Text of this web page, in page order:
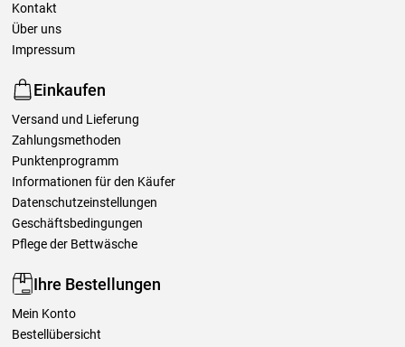
Kontakt
Über uns
Impressum
Einkaufen
Versand und Lieferung
Zahlungsmethoden
Punktenprogramm
Informationen für den Käufer
Datenschutzeinstellungen
Geschäftsbedingungen
Pflege der Bettwäsche
Ihre Bestellungen
Mein Konto
Bestellübersicht